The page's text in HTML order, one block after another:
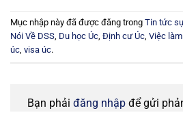
Mục nhập này đã được đăng trong Tin tức
Nói Về DSS, Du học Úc, Định cư Úc, Việc
úc, visa úc.
Bạn phải đăng nhập để gửi